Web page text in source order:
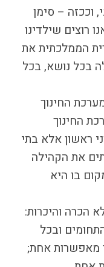
וככזה – סימן
רוצים שילדינו
הממלכתית את
בכל נושא, בכל
החינוך
החינוך
ראשון אלא בתי
את הקהילה
בו היא
הכרה והיכרות:
ובכל
מאפשרות אחת;